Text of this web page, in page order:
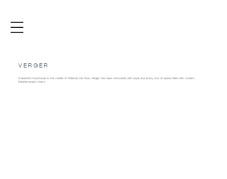
VERGER
A beautiful townhouse in the middle of Pollensa Old Town, Verger has been renovated with style and every inch of space filled with modern
Mediterranean charm